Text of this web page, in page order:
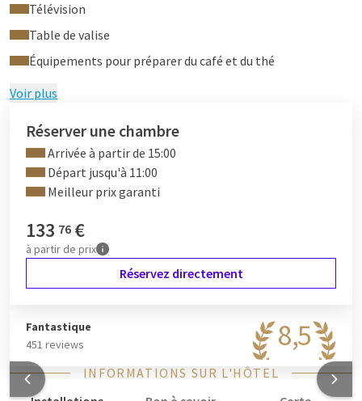
Télévision
Table de valise
Équipements pour préparer du café et du thé
Voir plus
Réserver une chambre
Arrivée à partir de 15:00
Départ jusqu'à 11:00
Meilleur prix garanti
133 76 €
à partir de prix
Réservez directement
8,5
Fantastique
451 reviews
INFORMATIONS SUR L'HÔTEL